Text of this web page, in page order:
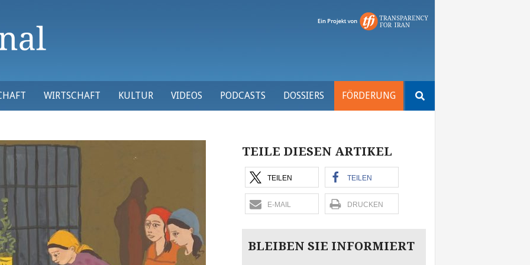
WIRTSCHAFT KULTUR VIDEOS PODCASTS DOSSIERS FÖRDERUNG
nach:
TEILE DIESEN ARTIKEL
TEILEN TEILEN
E-MAIL DRUCKEN
BLEIBEN SIE INFORMIERT